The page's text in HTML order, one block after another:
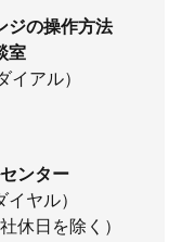
ジの操作方法
室
アル）
ンター
ヤル）
休日を除く）